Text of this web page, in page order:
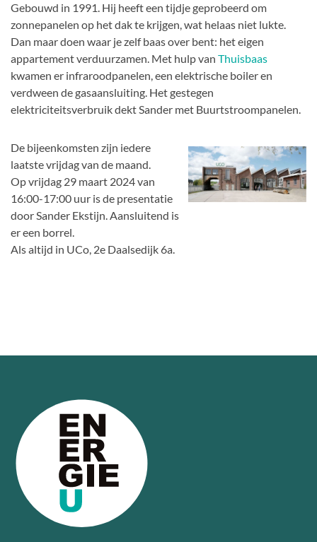
Gebouwd in 1991. Hij heeft een tijdje geprobeerd om
zonnepanelen op het dak te krijgen, wat helaas niet lukte.
Dan maar doen waar je zelf baas over bent: het eigen
appartement verduurzamen. Met hulp van Thuisbaas
kwamen er infraroodpanelen, een elektrische boiler en
verdween de gasaansluiting. Het gestegen
elektriciteitsverbruik dekt Sander met Buurtstroompanelen.
De bijeenkomsten zijn iedere
laatste vrijdag van de maand.
Op vrijdag 29 maart 2024 van
16:00-17:00 uur is de presentatie
door Sander Ekstijn. Aansluitend is
er een borrel.
Als altijd in UCo, 2e Daalsedijk 6a.